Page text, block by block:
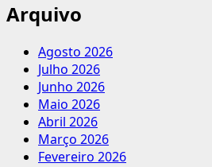
Arquivo
Agosto 2026
Julho 2026
Junho 2026
Maio 2026
Abril 2026
Março 2026
Fevereiro 2026